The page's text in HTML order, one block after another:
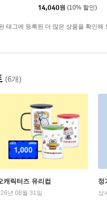
14,040원 (10% 할인)
태그에 등록된 더 많은 상품을 확인해
(6개)
캐릭터즈 유리컵
년 08월 31일
정
상